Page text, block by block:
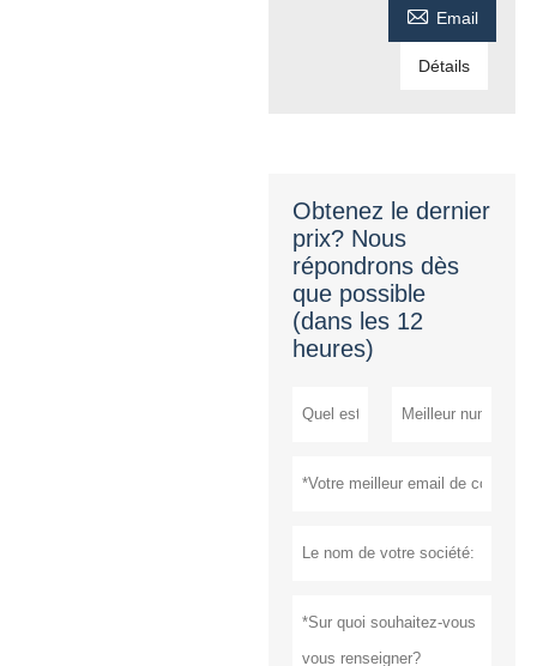
 Email
Détails
Obtenez le dernier
prix? Nous
répondrons dès
que possible
(dans les 12
heures)